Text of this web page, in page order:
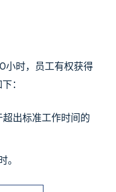
小时，员工有权获得
：
出标准工作时间的
。